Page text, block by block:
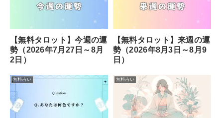
【無料タロット】今週の運
勢（2026年7月27日～8月
2日）
【無料タロット】来週の運
勢（2026年8月3日～8月9
日）
無料占い 無料占い